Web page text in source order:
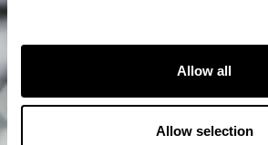
Allow all
Allow selection